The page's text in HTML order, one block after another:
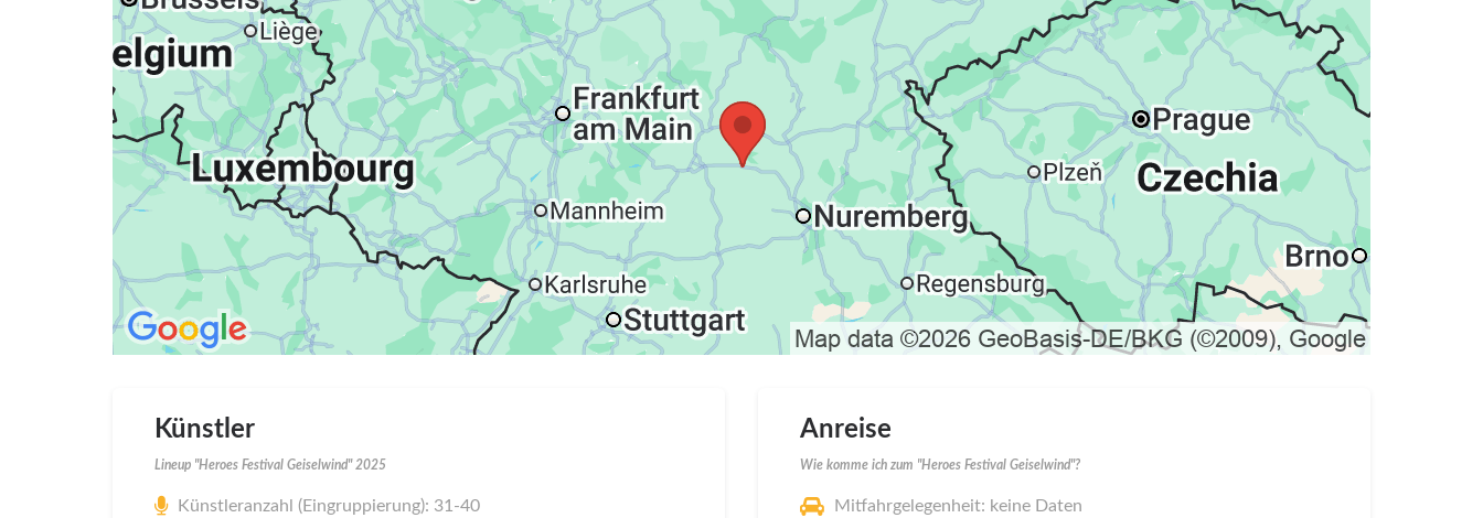
Künstler
Lineup "Heroes Festival Geiselwind" 2025
Künstleranzahl (Eingruppierung): 31-40
Anreise
Wie komme ich zum "Heroes Festival Geiselwind"?
Mitfahrgelegenheit: keine Daten